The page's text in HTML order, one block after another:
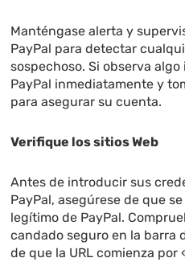
Manténgase alerta y
PayPal para detectar
sospechoso. Si observa
PayPal inmediatamente y
para asegurar su cuenta.
Verifique los sitios Web
Antes de introducir sus
PayPal, asegúrese de que
legítimo de PayPal.
candado seguro en la barra
de que la URL comienza